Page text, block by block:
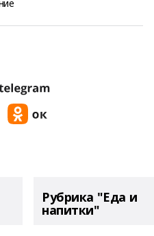
Рубрика "Еда и
напитки"